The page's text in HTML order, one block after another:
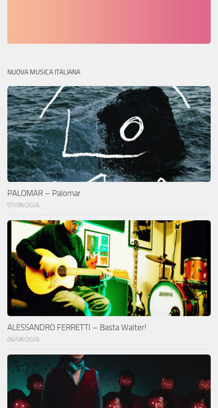
NUOVA MUSICA ITALIANA
PALOMAR – Palomar
07/08/2026
ALESSANDRO FERRETTI – Basta Walter!
06/08/2026